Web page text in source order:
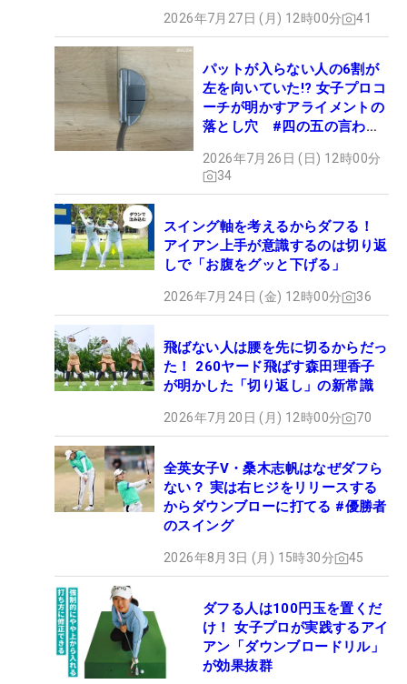
2026年7月27日 (月) 12時00分 41
パットが入らない人の6割が
左を向いていた!? 女子プロコ
ーチが明かすアライメントの
落とし穴 #四の五の言わず
2026年7月26日 (日) 12時00分
34
スイング軸を考えるからダフる！
アイアン上手が意識するのは切り返
しで「お腹をグッと下げる」
2026年7月24日 (金) 12時00分 36
飛ばない人は腰を先に切るからだっ
た！ 260ヤード飛ばす森田理香子
が明かした「切り返し」の新常識
2026年7月20日 (月) 12時00分 70
全英女子V・桑木志帆はなぜダフら
ない？ 実は右ヒジをリリースする
からダウンブローに打てる #優勝者
のスイング
2026年8月3日 (月) 15時30分 45
ダフる人は100円玉を置くだ
け！ 女子プロが実践するアイ
アン「ダウンブロードリル」
が効果抜群